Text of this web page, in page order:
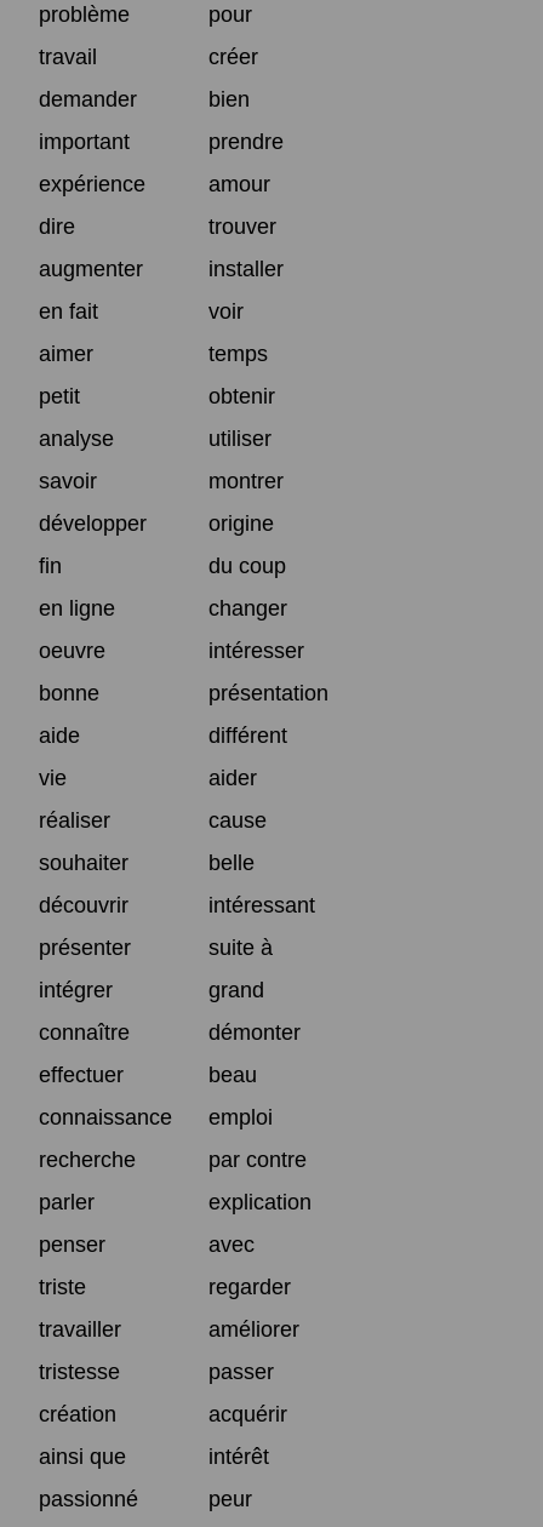
problème
pour
travail
créer
demander
bien
important
prendre
expérience
amour
dire
trouver
augmenter
installer
en fait
voir
aimer
temps
petit
obtenir
analyse
utiliser
savoir
montrer
développer
origine
fin
du coup
en ligne
changer
oeuvre
intéresser
bonne
présentation
aide
différent
vie
aider
réaliser
cause
souhaiter
belle
découvrir
intéressant
présenter
suite à
intégrer
grand
connaître
démonter
effectuer
beau
connaissance
emploi
recherche
par contre
parler
explication
penser
avec
triste
regarder
travailler
améliorer
tristesse
passer
création
acquérir
ainsi que
intérêt
passionné
peur